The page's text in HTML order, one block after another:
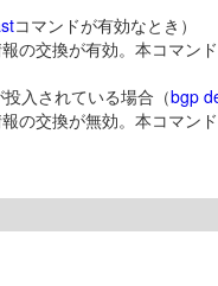
コマンドが有効なとき）
の交換が有効。本コマン
入されている場合（bgp
の交換が無効。本コマン